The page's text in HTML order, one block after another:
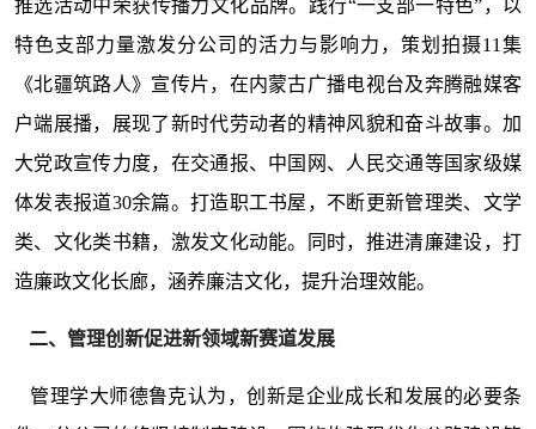
推选活动中荣获传播力文化品牌。践行“一支部一特色”，以
特色支部力量激发分公司的活力与影响力，策划拍摄11集
《北疆筑路人》宣传片，在内蒙古广播电视台及奔腾融媒客
户端展播，展现了新时代劳动者的精神风貌和奋斗故事。加
大党政宣传力度，在交通报、中国网、人民交通等国家级媒
体发表报道30余篇。打造职工书屋，不断更新管理类、文学
类、文化类书籍，激发文化动能。同时，推进清廉建设，打
造廉政文化长廊，涵养廉洁文化，提升治理效能。
二、管理创新促进新领域新赛道发展
管理学大师德鲁克认为，创新是企业成长和发展的必要条